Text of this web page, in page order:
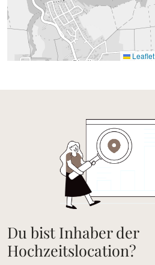
Leaflet
Du bist Inhaber der
Hochzeitslocation?